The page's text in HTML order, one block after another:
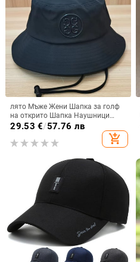
лято Мъже Жени Шапка за голф
на открито Шапка Наушници
Шапки за коне
29.53 €/57.76 лв
add_shopping_cart